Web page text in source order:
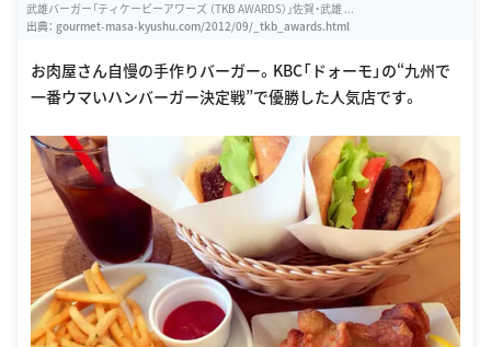
武雄バーガー「ティケービーアワーズ （TKB AWARDS）」佐賀・武雄 ...
出典： gourmet-masa-kyushu.com/2012/09/_tkb_awards.html
お肉屋さん自慢の手作りバーガー。KBC「ドォーモ」の“九州で
一番ウマいハンバーガー決定戦”で優勝した人気店です。